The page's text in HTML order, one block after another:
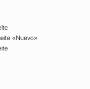
«Nuevo»